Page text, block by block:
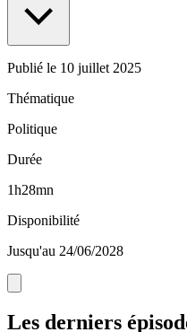
Publié le 10 juillet 2025
Thématique
Politique
Durée
1h28mn
Disponibilité
Jusqu'au 24/06/2028
Les derniers